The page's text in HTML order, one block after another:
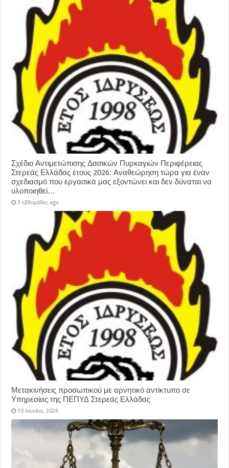
Σχέδιο Αντιμετώπισης Δασικών Πυρκαγιών Περιφέρειας
Στερεάς Ελλάδας έτους 2026: Αναθεώρηση τώρα για έναν
σχεδιασμό που εργασικά μας εξοντώνει και δεν δύναται να
υλοποιηθεί…
3 εβδομάδες ago
Μετακινήσεις προσωπικού με αρνητικό αντίκτυπο σε
Υπηρεσίας της ΠΕΠΥΔ Στερεάς Ελλάδας
10 Ιουνίου, 2026